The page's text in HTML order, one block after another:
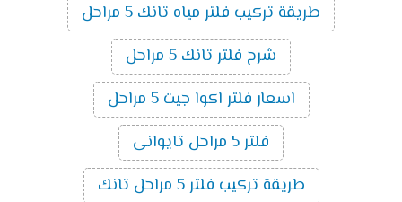
طريقة تركيب فلتر مياه تانك 5 مراحل
شرح فلتر تانك 5 مراحل
اسعار فلتر اكوا جيت 5 مراحل
فلتر 5 مراحل تايوانى
طريقة تركيب فلتر 5 مراحل تانك